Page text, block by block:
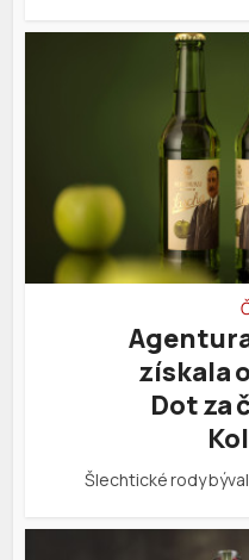
získala
Dot za
Šlechtické rody